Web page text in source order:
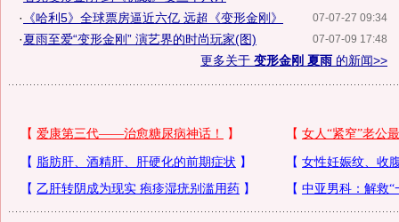
07-07-27 09:34
· 《哈利5》全球票房逼近六亿 远超《变形金刚》
07-07-09 17:48
·夏雨至爱“变形金刚” 演艺界的时尚玩家(图)
更多关于 变形金刚 夏雨 的新闻>>